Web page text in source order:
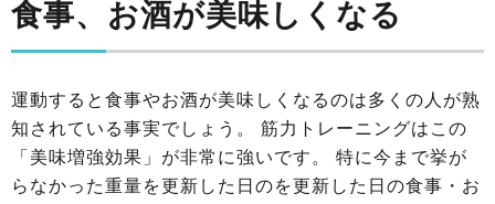
食事、お酒が美味しくなる
運動すると食事やお酒が美味しくなるのは多くの人が熟
知されている事実でしょう。 筋力トレーニングはこの
「美味増強効果」が非常に強いです。 特に今まで挙が
らなかった重量を更新した日のを更新した日の食事・お